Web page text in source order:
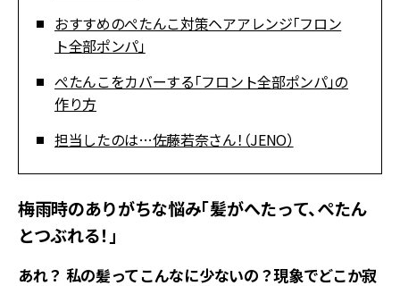
おすすめのぺたんこ対策ヘアアレンジ「フロン
ト全部ポンパ」
ぺたんこをカバーする「フロント全部ポンパ」の
作り方
担当したのは…佐藤若奈さん！（JENO）
梅雨時のありがちな悩み「髪がへたって、ぺたん
とつぶれる！」
あれ？ 私の髪ってこんなに少ないの？現象でどこか寂